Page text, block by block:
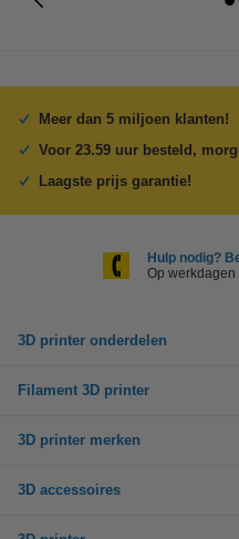
Meer dan 5 miljoen klanten!
Voor 23.59 uur besteld,
Laagste prijs garantie!
Hulp nodig?
Op werkdagen
3D printer onderdelen
Filament 3D printer
3D printer merken
3D accessoires